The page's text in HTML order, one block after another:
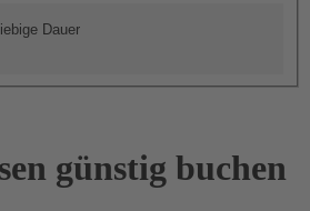
Dauer
günstig buchen